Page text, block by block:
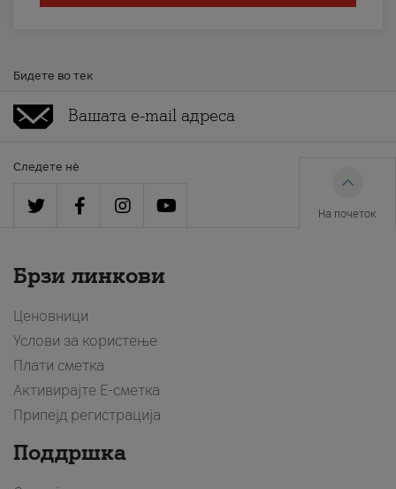
Бидете во тек
Следете нè
На почеток
Брзи линкови
Ценовници
Услови за користење
Плати сметка
Активирајте Е-сметка
Припејд регистрација
Поддршка